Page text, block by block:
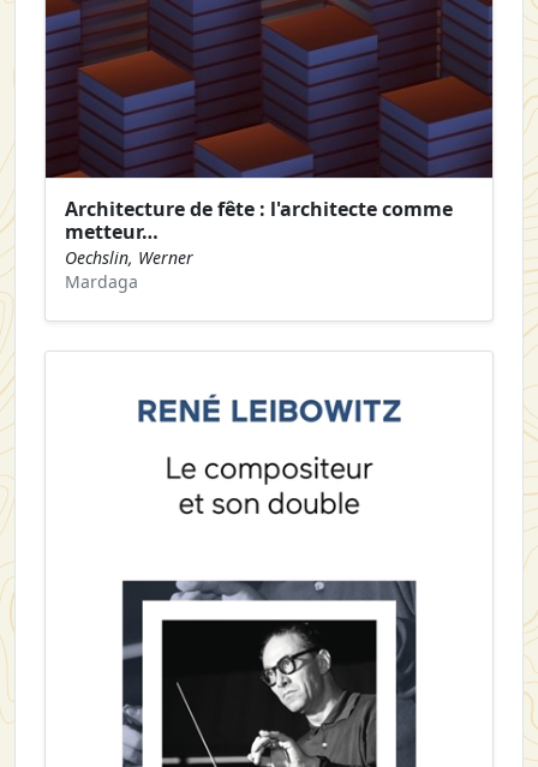
Architecture de fête : l'architecte comme
metteur…
Oechslin, Werner
Mardaga